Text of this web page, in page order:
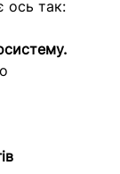
ось так: